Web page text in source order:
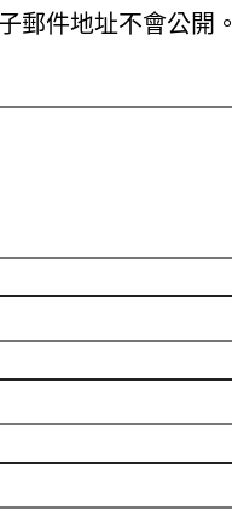
郵件地址不會公開。